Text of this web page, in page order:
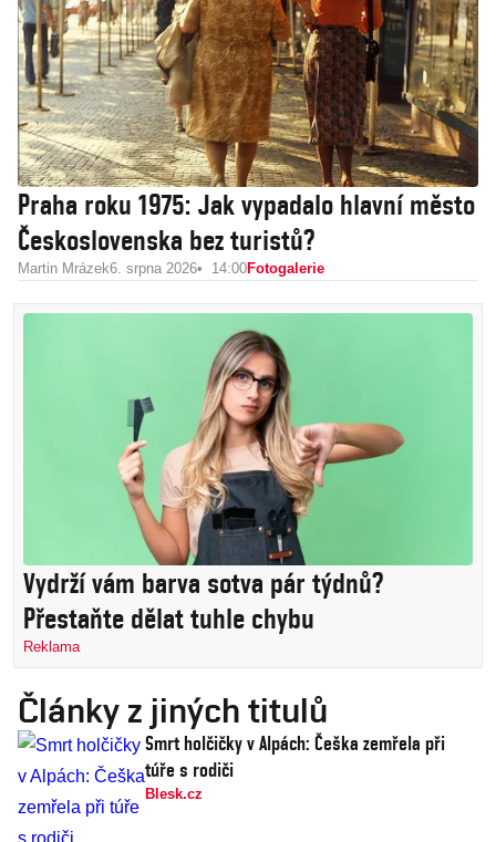
Praha roku 1975: Jak vypadalo hlavní město
Československa bez turistů?
Martin Mrázek6. srpna 2026 14:00Fotogalerie
Vydrží vám barva sotva pár týdnů?
Přestaňte dělat tuhle chybu
Reklama
Články z jiných titulů
Smrt holčičky v Alpách: Češka zemřela při
túře s rodiči
Blesk.cz